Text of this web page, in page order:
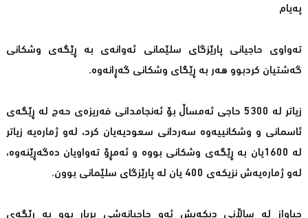
پەیام
تەواوی حاجیانی پارێزگای سلێمانی ئەوانەی بە ڕێگەی وشكانی
گەشتیان كردبوو هەر بە ڕێگای وشكانی گەڕانەوە.
زیاتر لە 5300 حاجی ئەمساڵ بۆ ئەنجامدانی فەریزەی حەج لە ڕێگەی
ئاسمانی و وشكانییەوە سەردانی سعودیەیان كرد، لەو ژمارەیە زیاتر
لە 1600یان بە ڕێگەی وشكانی بووە و ئەمڕۆ تەواویان دەگەڕێنەوە،
لەو ژمارەیەش نزیكەی 400 یان لە پارێزگای سلێمانی بوون.
جیاواز لە ساڵانی دیكەیش ئەو حاجیانەشی بڕیار بوو بە ڕێگەی